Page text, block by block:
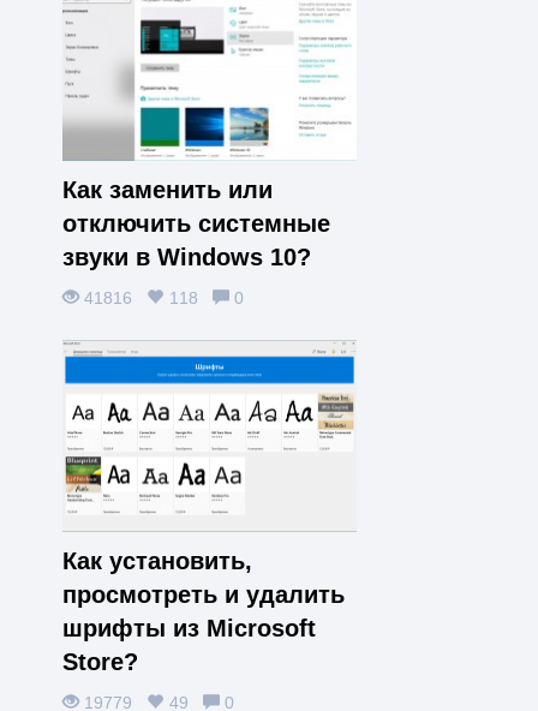
Как заменить или
отключить системные
звуки в Windows 10?
41816 118 0
Как установить,
просмотреть и удалить
шрифты из Microsoft
Store?
19779 49 0